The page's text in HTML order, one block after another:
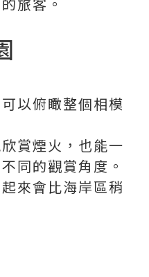
以俯瞰整個相模
賞煙火，也能一
同的觀賞角度。
來會比海岸區稍